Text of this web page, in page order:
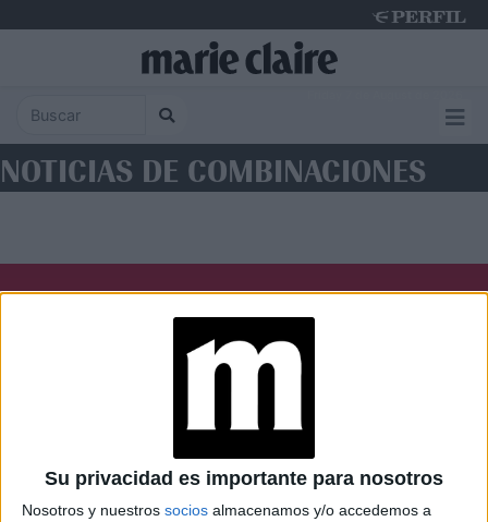
Su privacidad es importante para nosotros
Nosotros y nuestros socios almacenamos y/o accedemos a
NOTICIAS DE COMBINACIONES
Caras Noticias
Weekend Parabrisas
Look
Luz Mía Lunateen Break BATimes